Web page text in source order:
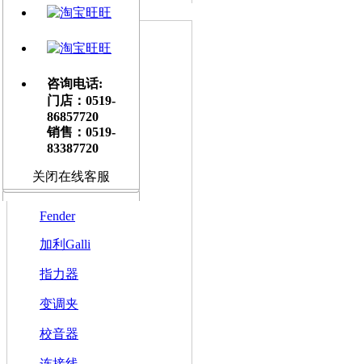
Gibson
Elixir
达达里奥
Martin
Fender
加利Galli
指力器
变调夹
校音器
咨询电话:
门店：0519-
86857720
销售：0519-
83387720
关闭在线客服